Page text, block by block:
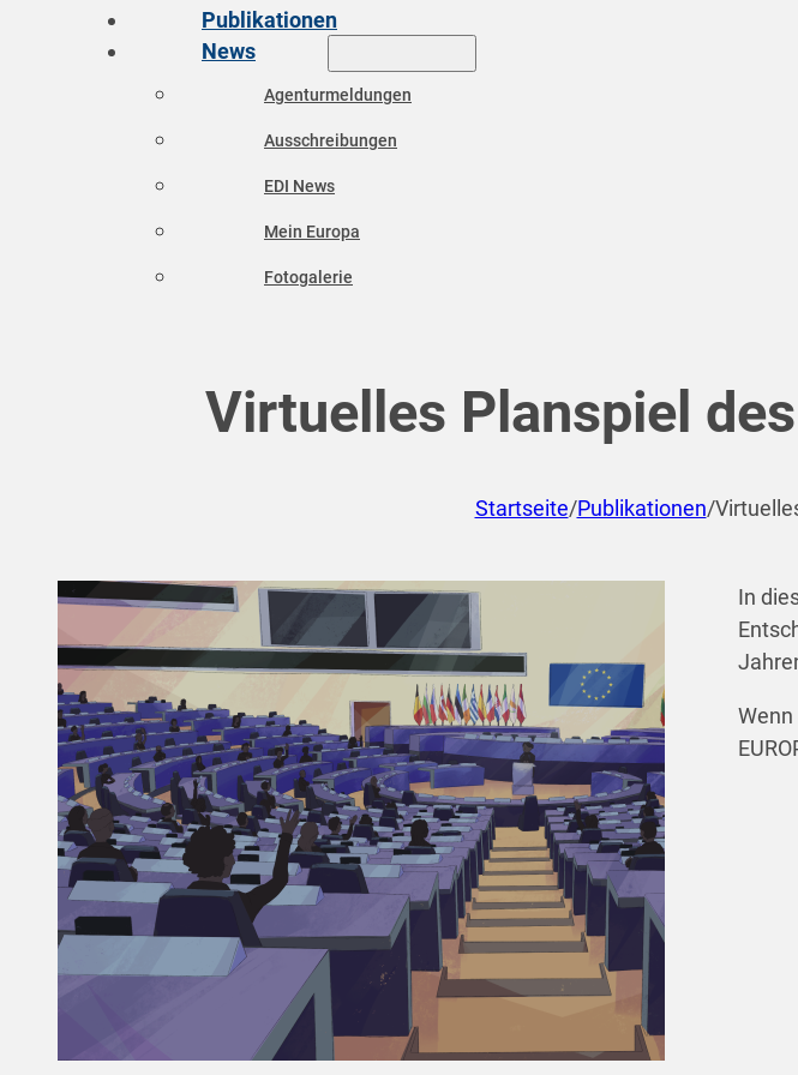
Publikationen
News
Agenturmeldungen
Ausschreibungen
EDI News
Mein Europa
Fotogalerie
Virtuelles Planspiel
Startseite/Publikationen/
In